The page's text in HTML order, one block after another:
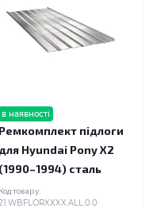
в наявності
Ремкомплект підлоги
для Hyundai Pony X2
(1990–1994) сталь
Код товару: